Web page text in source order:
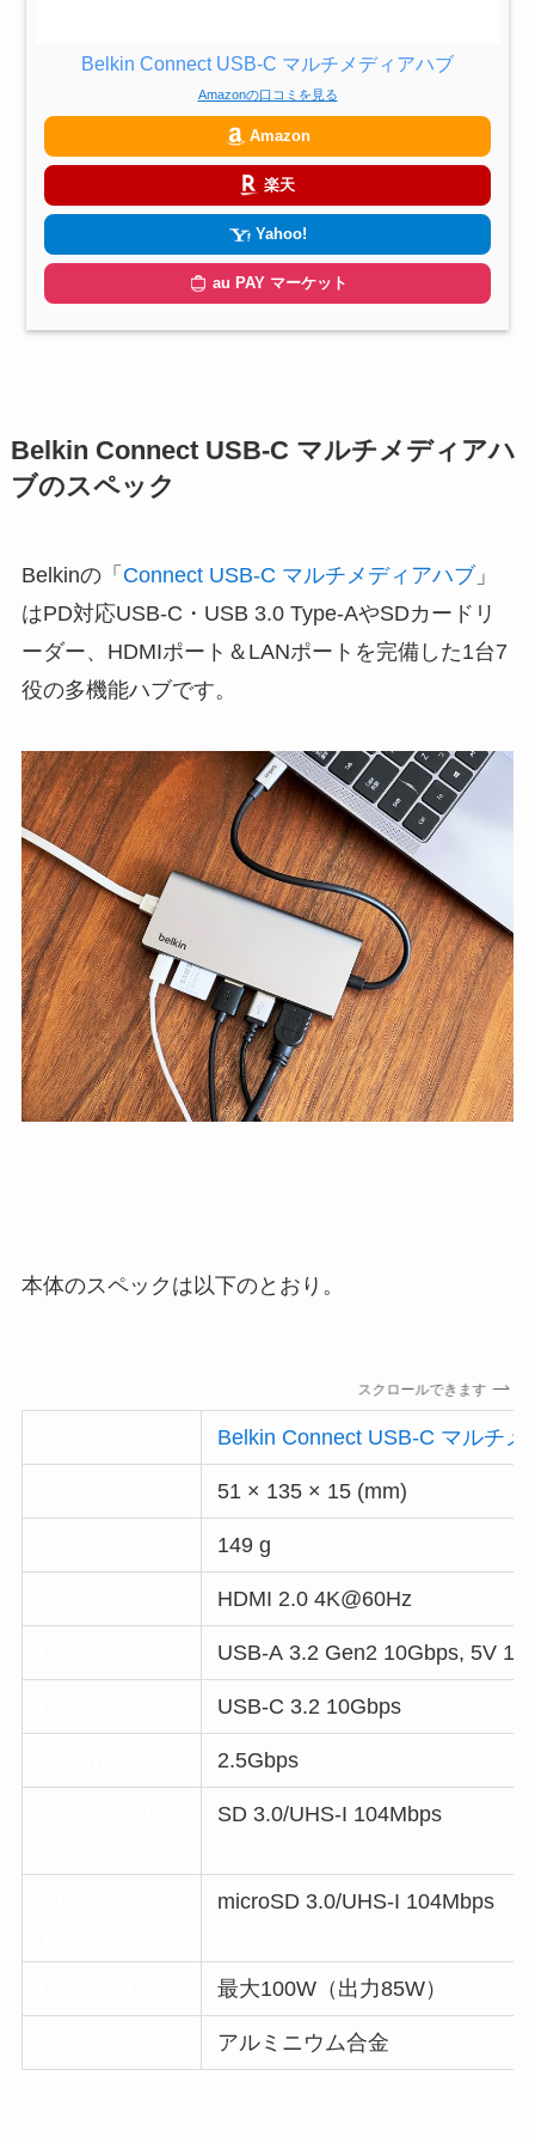
Belkin Connect USB-C マルチメディアハブ
Amazonの口コミを見る
Amazon
楽天
Yahoo!
au PAY マーケット
Belkin Connect USB-C マルチメディアハ
ブのスペック
Belkinの「 Connect USB-C マルチメディアハブ」
はPD対応USB-C・USB 3.0 Type-AやSDカードリ
ーダー、HDMIポート＆LANポートを完備した1台7
役の多機能ハブです。
本体のスペックは以下のとおり。
スクロールできます
Belkin Connect USB-C マルチメ
51 × 135 × 15 (mm)
149 g
HDMI 2.0 4K@60Hz
USB-A 3.2 Gen2 10Gbps, 5V
USB-C 3.2 10Gbps
2.5Gbps
SD 3.0/UHS-I 104Mbps
microSD 3.0/UHS-I 104Mbps
最大100W（出力85W）
アルミニウム合金